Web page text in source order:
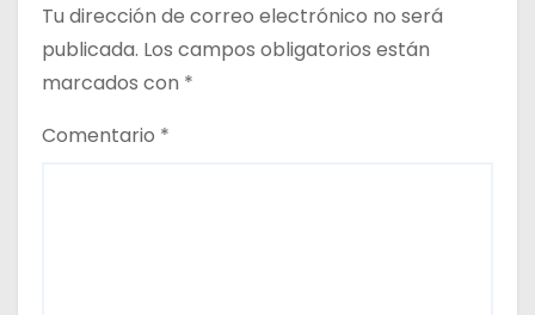
d
a
s
Tu dirección de correo electrónico no será
publicada. Los campos obligatorios están
marcados con *
Comentario *